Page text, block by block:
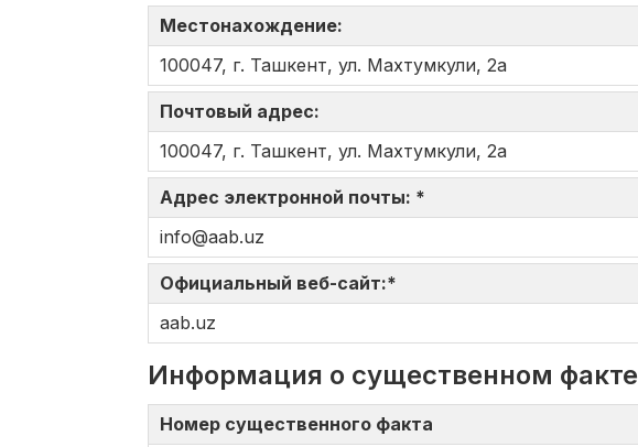
Местонахождение:
100047, г. Ташкент, ул. Махтумкули, 2а
Почтовый адрес:
100047, г. Ташкент, ул. Махтумкули, 2а
Адрес электронной почты: *
info@aab.uz
Официальный веб-сайт:*
aаb.uz
Информация о существенном факте
Номер существенного факта